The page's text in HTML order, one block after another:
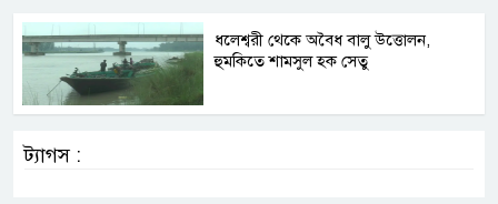
ধলেশ্বরী থেকে অবৈধ বালু উত্তোলন,
হুমকিতে শামসুল হক সেতু
ট্যাগস :